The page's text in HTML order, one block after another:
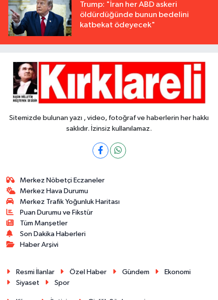
Trump: "İran her ABD askeri
öldürdüğünde bunun bedelini
katbekat ödeyecek"
Sitemizde bulunan yazı , video, fotoğraf ve haberlerin her hakkı
saklıdır. İzinsiz kullanılamaz.
Merkez Nöbetçi Eczaneler
Merkez Hava Durumu
Merkez Trafik Yoğunluk Haritası
Puan Durumu ve Fikstür
Tüm Manşetler
Son Dakika Haberleri
Haber Arşivi
Resmi İlanlar Özel Haber Gündem
Ekonomi
Siyaset
Spor